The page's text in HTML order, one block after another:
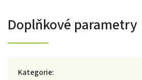
Doplňkové parametry
Kategorie: